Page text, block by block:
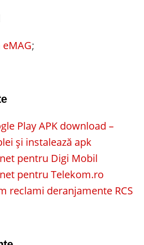
;
Play APK download –
și instalează apk
pentru Digi Mobil
pentru Telekom.ro
reclami deranjamente RCS